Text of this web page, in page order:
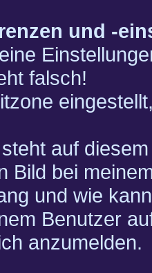
und -
falsch!
auf
Bild bei
und wie
Benutzer
anzumelden.